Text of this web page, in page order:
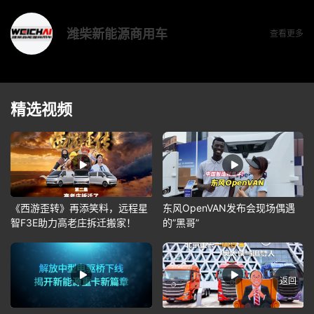
潍柴新能源商用车 查看更多
精选视频
《西游歪转》再添笑料，远程星
智F3E助力高老庄拆迁搬家！
东风OpenVAN发布会现场偶遇
的”黑哥”
返回